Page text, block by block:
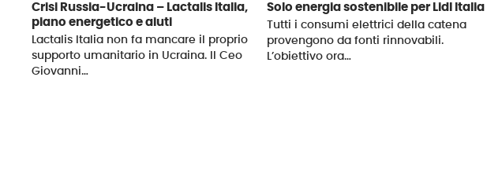
Crisi Russia-Ucraina – Lactalis Italia,
piano energetico e aiuti
Lactalis Italia non fa mancare il proprio
supporto umanitario in Ucraina. Il Ceo
Giovanni…
Solo energia sostenibile per Lidl Italia
Tutti i consumi elettrici della catena
provengono da fonti rinnovabili.
L’obiettivo ora…